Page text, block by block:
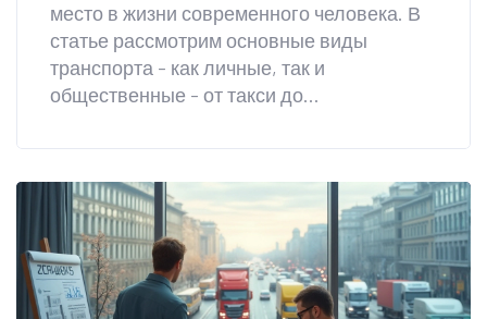
место в жизни современного человека. В
статье рассмотрим основные виды
транспорта - как личные, так и
общественные - от такси до
особенности каждого вида и предоставим
полезные советы для выбора
подходящего средства передвижения.